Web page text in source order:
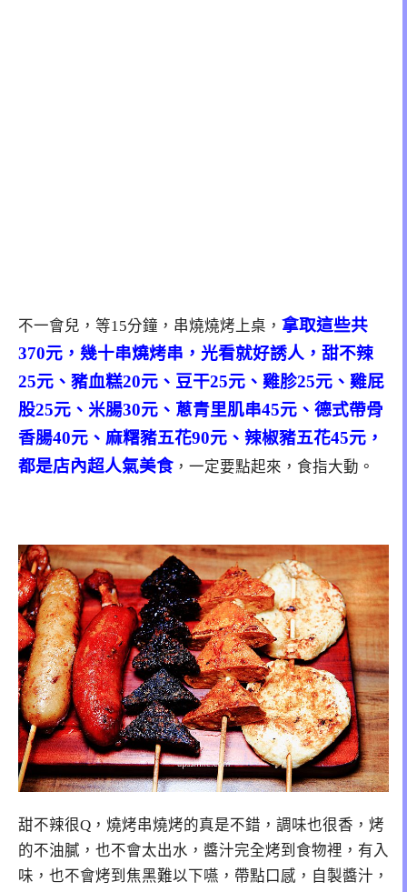
不一會兒，等15分鐘，串燒燒烤上桌， 拿取這些共
370元，幾十串燒烤串，光看就好誘人，甜不辣
25元、豬血糕20元、豆干25元、雞胗25元、雞屁
股25元、米腸30元、蔥青里肌串45元、德式帶骨
香腸40元、麻糬豬五花90元、辣椒豬五花45元，
都是店內超人氣美食 ，一定要點起來，食指大動。
甜不辣很Q，燒烤串燒烤的真是不錯，調味也很香，烤
的不油膩，也不會太出水，醬汁完全烤到食物裡，有入
味，也不會烤到焦黑難以下嚥，帶點口感，自製醬汁，